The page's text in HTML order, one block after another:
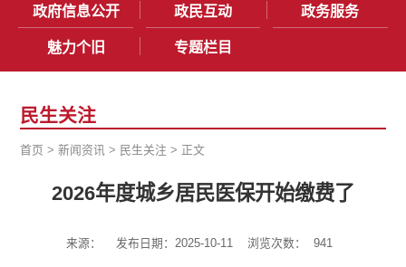
政府信息公开 政民互动 政务服务
魅力个旧 专题栏目
民生关注
首页 >新闻资讯 > 民生关注 > 正文
2026年度城乡居民医保开始缴费了
来源： 发布日期：2025-10-11 浏览次数： 941